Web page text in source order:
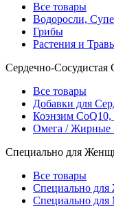
Все товары
Водоросли,
Грибы
Растения и
Сердечно-
Все товары
Добавки для
Коэнзим
Омега / Жирные
Специально для
Все товары
Специально
Специально